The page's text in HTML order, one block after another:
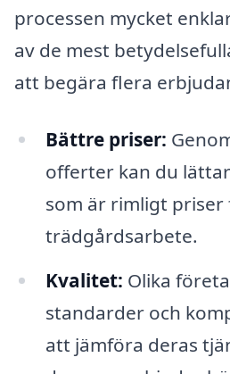
processen mycket
av de mest
att begära flera
Bättre priser:
offerter kan du
som är rimligt
trädgårdsarbete.
Kvalitet: Olika
standarder och
att jämföra deras